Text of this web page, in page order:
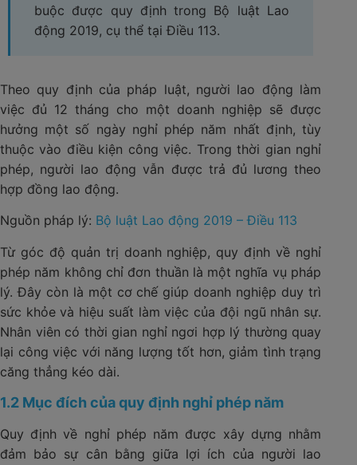
buộc được quy định trong Bộ luật Lao
động 2019, cụ thể tại Điều 113.
Theo quy định của pháp luật, người lao động làm
việc đủ 12 tháng cho một doanh nghiệp sẽ được
hưởng một số ngày nghỉ phép năm nhất định, tùy
thuộc vào điều kiện công việc. Trong thời gian nghỉ
phép, người lao động vẫn được trả đủ lương theo
hợp đồng lao động.
Nguồn pháp lý: Bộ luật Lao động 2019 – Điều 113
Từ góc độ quản trị doanh nghiệp, quy định về nghỉ
phép năm không chỉ đơn thuần là một nghĩa vụ pháp
lý. Đây còn là một cơ chế giúp doanh nghiệp duy trì
sức khỏe và hiệu suất làm việc của đội ngũ nhân sự.
Nhân viên có thời gian nghỉ ngơi hợp lý thường quay
lại công việc với năng lượng tốt hơn, giảm tình trạng
căng thẳng kéo dài.
1.2 Mục đích của quy định nghỉ phép năm
Quy định về nghỉ phép năm được xây dựng nhằm
đảm bảo sự cân bằng giữa lợi ích của người lao